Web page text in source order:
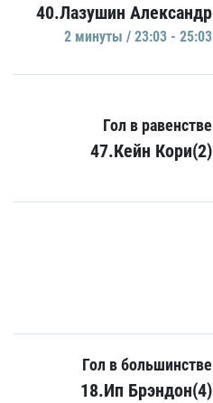
40.Лазушин Александр
2 минуты / 23:03 - 25:03
Гол в равенстве
47.Кейн Кори(2)
Гол в большинстве
18.Ип Брэндон(4)